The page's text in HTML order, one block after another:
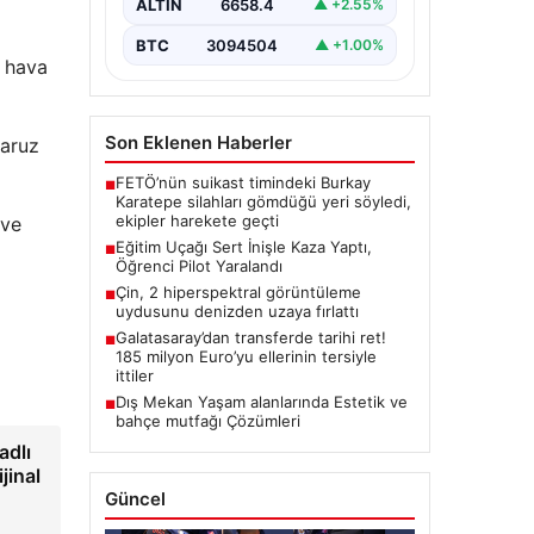
ALTIN 6658.4 ▲ +2.55%
BTC 3094504 ▲ +1.00%
Son Eklenen Haberler
■FETÖ’nün suikast timindeki Burkay
Karatepe silahları gömdüğü yeri söyledi,
ekipler harekete geçti
■Eğitim Uçağı Sert İnişle Kaza Yaptı,
Öğrenci Pilot Yaralandı
■Çin, 2 hiperspektral görüntüleme
uydusunu denizden uzaya fırlattı
■Galatasaray’dan transferde tarihi ret!
185 milyon Euro’yu ellerinin tersiyle
ittiler
■Dış Mekan Yaşam alanlarında Estetik ve
bahçe mutfağı Çözümleri
Güncel